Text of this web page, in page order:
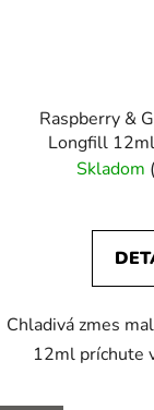
Raspberry &
Longfill
Skladom
Chladivá zmes
12ml príchute